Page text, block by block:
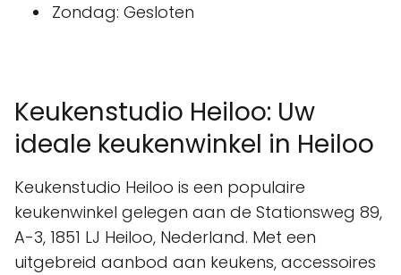
Zondag: Gesloten
Keukenstudio Heiloo: Uw
ideale keukenwinkel in Heiloo
Keukenstudio Heiloo is een populaire
keukenwinkel gelegen aan de Stationsweg 89,
A-3, 1851 LJ Heiloo, Nederland. Met een
uitgebreid aanbod aan keukens, accessoires